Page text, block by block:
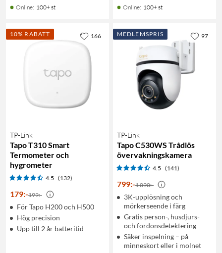
Online: 100+ st Online: 100+ st
10% RABATT
TP-Link
Tapo T310 Smart
Termometer och
hygrometer
4.5 (132)
179:-199:-
För Tapo H200 och H500
Hög precision
Upp till 2 år batteritid
166 MEDLEMSPRIS
TP-Link
Tapo C530WS Trådlös
övervakningskamera
4.5 (141)
799:-1 090:-
3K-upplösning och
mörkerseende i färg
Gratis person-, husdjurs-
och fordonsdetektering
Säker inspelning – på
minneskort eller i molnet
97